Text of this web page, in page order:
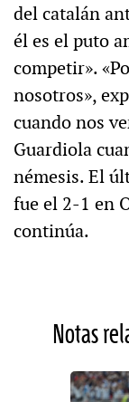
del catalán
él es el puto
competir».
nosotros»,
cuando nos
Guardiola
némesis. El
fue el 2-1 en
continúa.
Notas